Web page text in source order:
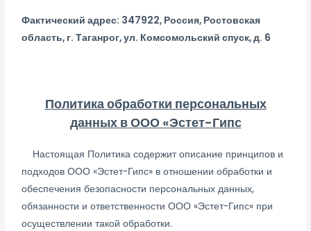
Фактический адрес: 347922, Россия, Ростовская
область, г. Таганрог, ул. Комсомольский спуск, д. 6
Политика обработки персональных
данных в ООО «Эстет-Гипс
Настоящая Политика содержит описание принципов и
подходов ООО «Эстет-Гипс» в отношении обработки и
обеспечения безопасности персональных данных,
обязанности и ответственности ООО «Эстет-Гипс» при
осуществлении такой обработки.